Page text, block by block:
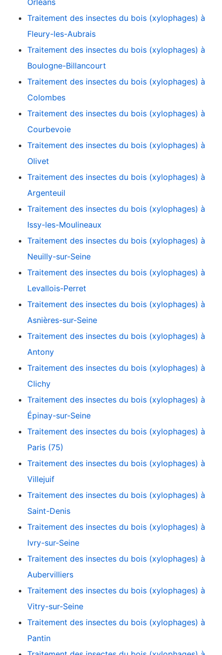
Traitement des insectes du bois (xylophages) à
Fleury-les-Aubrais
Traitement des insectes du bois (xylophages) à
Boulogne-Billancourt
Traitement des insectes du bois (xylophages) à
Colombes
Traitement des insectes du bois (xylophages) à
Courbevoie
Traitement des insectes du bois (xylophages) à
Olivet
Traitement des insectes du bois (xylophages) à
Argenteuil
Traitement des insectes du bois (xylophages) à
Issy-les-Moulineaux
Traitement des insectes du bois (xylophages) à
Neuilly-sur-Seine
Traitement des insectes du bois (xylophages) à
Levallois-Perret
Traitement des insectes du bois (xylophages) à
Asnières-sur-Seine
Traitement des insectes du bois (xylophages) à
Antony
Traitement des insectes du bois (xylophages) à
Clichy
Traitement des insectes du bois (xylophages) à
Épinay-sur-Seine
Traitement des insectes du bois (xylophages) à
Paris (75)
Traitement des insectes du bois (xylophages) à
Villejuif
Traitement des insectes du bois (xylophages) à
Saint-Denis
Traitement des insectes du bois (xylophages) à
Ivry-sur-Seine
Traitement des insectes du bois (xylophages) à
Aubervilliers
Traitement des insectes du bois (xylophages) à
Vitry-sur-Seine
Traitement des insectes du bois (xylophages) à
Pantin